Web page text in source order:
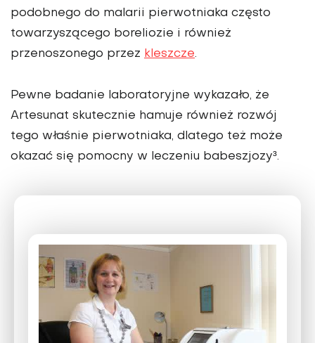
podobnego do malarii pierwotniaka często
towarzyszącego boreliozie i również
przenoszonego przez kleszcze.
Pewne badanie laboratoryjne wykazało, że
Artesunat skutecznie hamuje również rozwój
tego właśnie pierwotniaka, dlatego też może
okazać się pomocny w leczeniu babeszjozy³.